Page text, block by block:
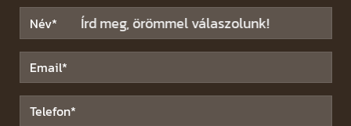
Írd meg, örömmel válaszolunk!